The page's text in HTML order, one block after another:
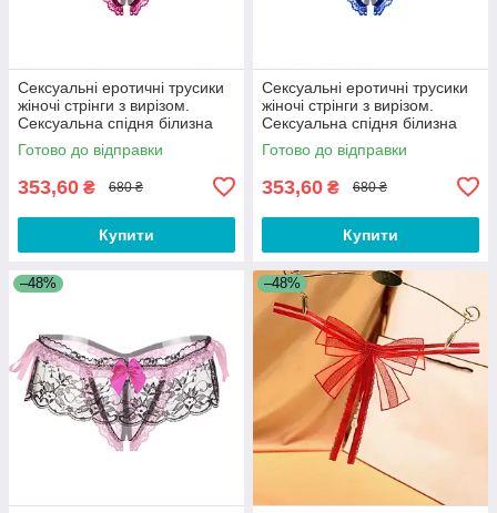
Сексуальні еротичні трусики
жіночі стрінги з вирізом.
Сексуальна спідня білизна
одяг для рольових ігор X3X
Готово до відправки
353,60 ₴ 680 ₴
Купити
Сексуальні еротичні трусики
жіночі стрінги з вирізом.
Сексуальна спідня білизна
одяг для рольових ігор X3C
Готово до відправки
353,60 ₴ 680 ₴
Купити
–48% –48%